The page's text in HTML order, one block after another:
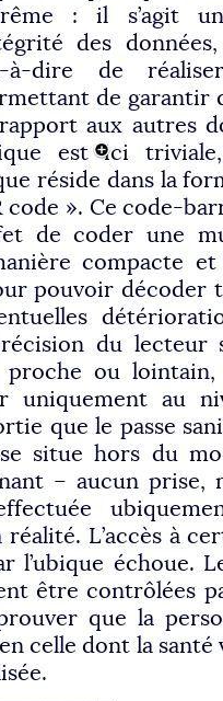
: il s’agit
des
à-dire de
de garantir
aux autres
est ici
réside dans la
code ». Ce code-
de coder une
compacte
pouvoir décoder
du lecteur
proche ou
uniquement au
que le passe
situe hors du
– aucun prise,
L’accès à
l’ubique échoue.
être contrôlées
que la
celle dont la santé